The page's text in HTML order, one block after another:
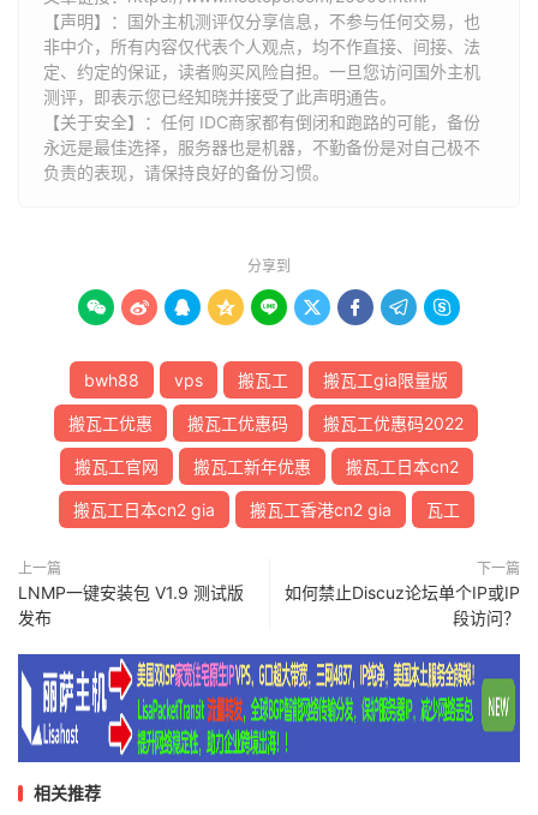
【声明】：国外主机测评仅分享信息，不参与任何交易，也
非中介，所有内容仅代表个人观点，均不作直接、间接、法
定、约定的保证，读者购买风险自担。一旦您访问国外主机
测评，即表示您已经知晓并接受了此声明通告。
【关于安全】：任何 IDC商家都有倒闭和跑路的可能，备份
永远是最佳选择，服务器也是机器，不勤备份是对自己极不
负责的表现，请保持良好的备份习惯。
分享到
        
bwh88 vps 搬瓦工 搬瓦工gia限量版
搬瓦工优惠 搬瓦工优惠码 搬瓦工优惠码2022
搬瓦工官网 搬瓦工新年优惠 搬瓦工日本cn2
搬瓦工日本cn2 gia 搬瓦工香港cn2 gia 瓦工
上一篇
LNMP一键安装包 V1.9 测试版
发布
下一篇
如何禁止Discuz论坛单个IP或IP
段访问？
相关推荐